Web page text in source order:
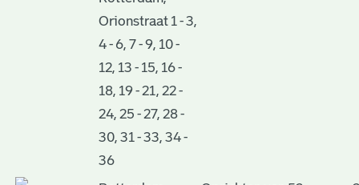
Orionstraat 1 - 3,
4 - 6, 7 - 9, 10 -
12, 13 - 15, 16 -
18, 19 - 21, 22 -
24, 25 - 27, 28 -
30, 31 - 33, 34 -
36